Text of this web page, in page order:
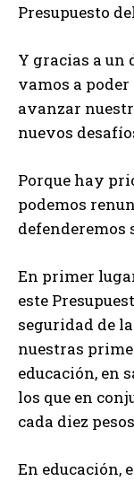
Presupuesto
Y gracias a un
vamos a
avanzar
nuevos
Porque hay
podemos
defenderemos
En primer
este
seguridad de
nuestras
educación, en
los que en
cada diez
En educación,